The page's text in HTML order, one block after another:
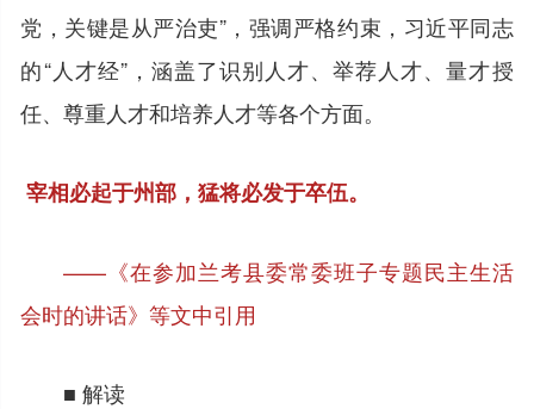
党，关键是从严治吏”，强调严格约束，习近平同志
的“人才经”，涵盖了识别人才、举荐人才、量才授
任、尊重人才和培养人才等各个方面。
宰相必起于州部，猛将必发于卒伍。
——《在参加兰考县委常委班子专题民主生活
会时的讲话》等文中引用
■ 解读